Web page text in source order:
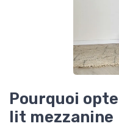
Pourquoi
lit mezzanine